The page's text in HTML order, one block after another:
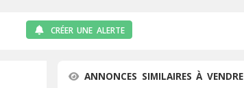
CRÉER UNE ALERTE
ANNONCES SIMILAIRES À VENDRE